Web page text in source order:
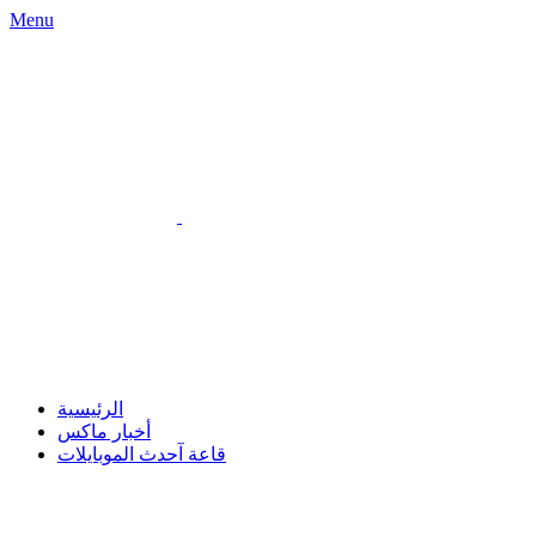
Menu
الرئيسية
أخبار ماكس
قاعة آحدث الموبايلات